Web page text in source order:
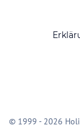
© 1999 - 2026